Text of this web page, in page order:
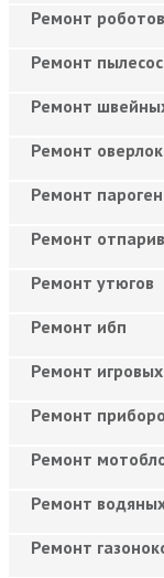
Ремонт
Ремонт
Ремонт
Ремонт
Ремонт
Ремонт
Ремонт утюгов
Ремонт ибп
Ремонт
Ремонт
Ремонт
Ремонт
Ремонт